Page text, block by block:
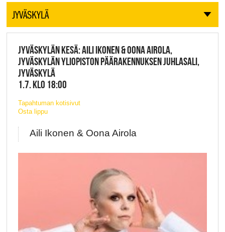
JYVÄSKYLÄ
JYVÄSKYLÄN KESÄ: AILI IKONEN & OONA AIROLA,
JYVÄSKYLÄN YLIOPISTON PÄÄRAKENNUKSEN JUHLASALI,
JYVÄSKYLÄ
1.7. KLO 18:00
Tapahtuman kotisivut
Osta lippu
Aili Ikonen & Oona Airola